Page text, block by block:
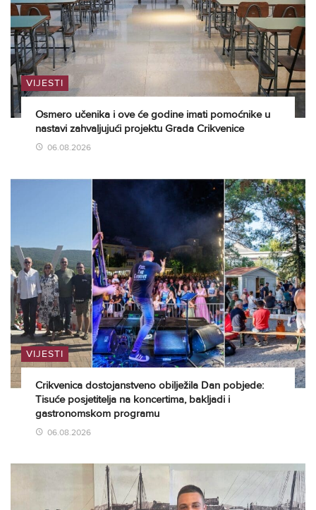
VIJESTI
Osmero učenika i ove će godine imati pomoćnike u
nastavi zahvaljujući projektu Grada Crikvenice
06.08.2026
VIJESTI
Crikvenica dostojanstveno obilježila Dan pobjede:
Tisuće posjetitelja na koncertima, bakljadi i
gastronomskom programu
06.08.2026